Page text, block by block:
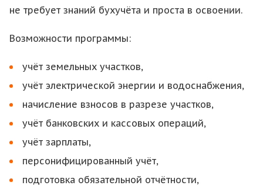
не требует знаний бухучёта и проста в освоении.
Возможности программы:
учёт земельных участков,
учёт электрической энергии и водоснабжения,
начисление взносов в разрезе участков,
учёт банковских и кассовых операций,
учёт зарплаты,
персонифицированный учёт,
подготовка обязательной отчётности,